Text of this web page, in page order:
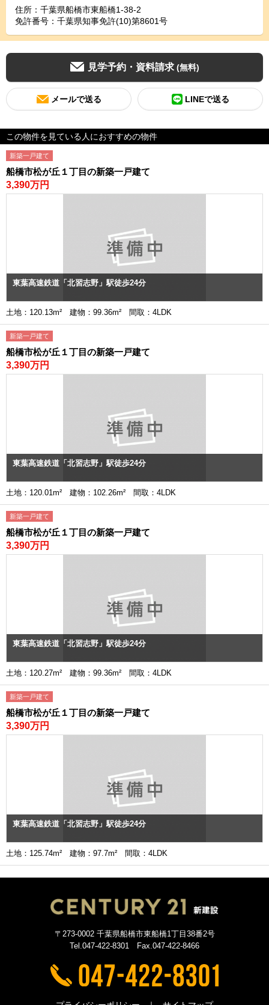
住所：千葉県船橋市東船橋1-38-2
免許番号：千葉県知事免許(10)第8601号
見学予約・資料請求 (無料)
メールで送る LINEで送る
この物件を見ている人におすすめの物件
新築一戸建て
船橋市松が丘１丁目の新築一戸建て
3,390万円
東葉高速鉄道「北習志野」駅徒歩24分
土地：120.13m² 建物：99.36m² 間取：4LDK
新築一戸建て
船橋市松が丘１丁目の新築一戸建て
3,390万円
東葉高速鉄道「北習志野」駅徒歩24分
土地：120.01m² 建物：102.26m² 間取：4LDK
新築一戸建て
船橋市松が丘１丁目の新築一戸建て
3,390万円
東葉高速鉄道「北習志野」駅徒歩24分
土地：120.27m² 建物：99.36m² 間取：4LDK
新築一戸建て
船橋市松が丘１丁目の新築一戸建て
3,390万円
東葉高速鉄道「北習志野」駅徒歩24分
土地：125.74m² 建物：97.7m² 間取：4LDK
〒273-0002 千葉県船橋市東船橋1丁目38番2号
Tel.047-422-8301 Fax.047-422-8466